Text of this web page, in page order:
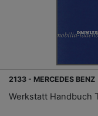
2133 - MERCEDES BENZ
Werkstatt Handbuch